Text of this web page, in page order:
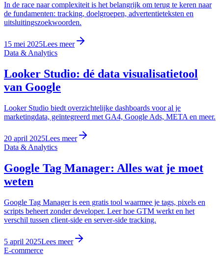
In de race naar complexiteit is het belangrijk om terug te keren naar
de fundamenten: tracking, doelgroepen, advertentieteksten en
uitsluitingszoekwoorden.
15 mei 2025Lees meer
Data & Analytics
Looker Studio: dé data visualisatietool
van Google
Looker Studio biedt overzichtelijke dashboards voor al je
marketingdata, geïntegreerd met GA4, Google Ads, META en meer.
20 april 2025Lees meer
Data & Analytics
Google Tag Manager: Alles wat je moet
weten
Google Tag Manager is een gratis tool waarmee je tags, pixels en
scripts beheert zonder developer. Leer hoe GTM werkt en het
verschil tussen client-side en server-side tracking.
5 april 2025Lees meer
E-commerce